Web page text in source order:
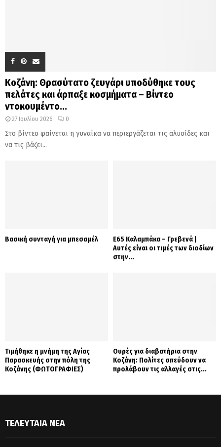
Κοζάνη: Θρασύτατο ζευγάρι υποδύθηκε τους
πελάτες και άρπαξε κοσμήματα – Βίντεο
ντοκουμέντο...
27 Ιουλίου 2026 0
Στο βίντεο φαίνεται η γυναίκα να περιεργάζεται τις αλυσίδες και
να τις βάζει...
Βασική συνταγή για μπεσαμέλ
Ε65 Καλαμπάκα – Γρεβενά |
Αυτές είναι οι τιμές των διοδίων
στην...
Τιμήθηκε η μνήμη της Αγίας
Παρασκευής στην πόλη της
Κοζάνης (ΦΩΤΟΓΡΑΦΙΕΣ)
Ουρές για διαβατήρια στην
Κοζάνη: Πολίτες σπεύδουν να
προλάβουν τις αλλαγές στις...
ΤΕΛΕΥΤΑΊΑ ΝΈΑ